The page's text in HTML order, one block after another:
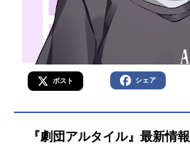
ポスト シェア
『劇団アルタイル』最新情報